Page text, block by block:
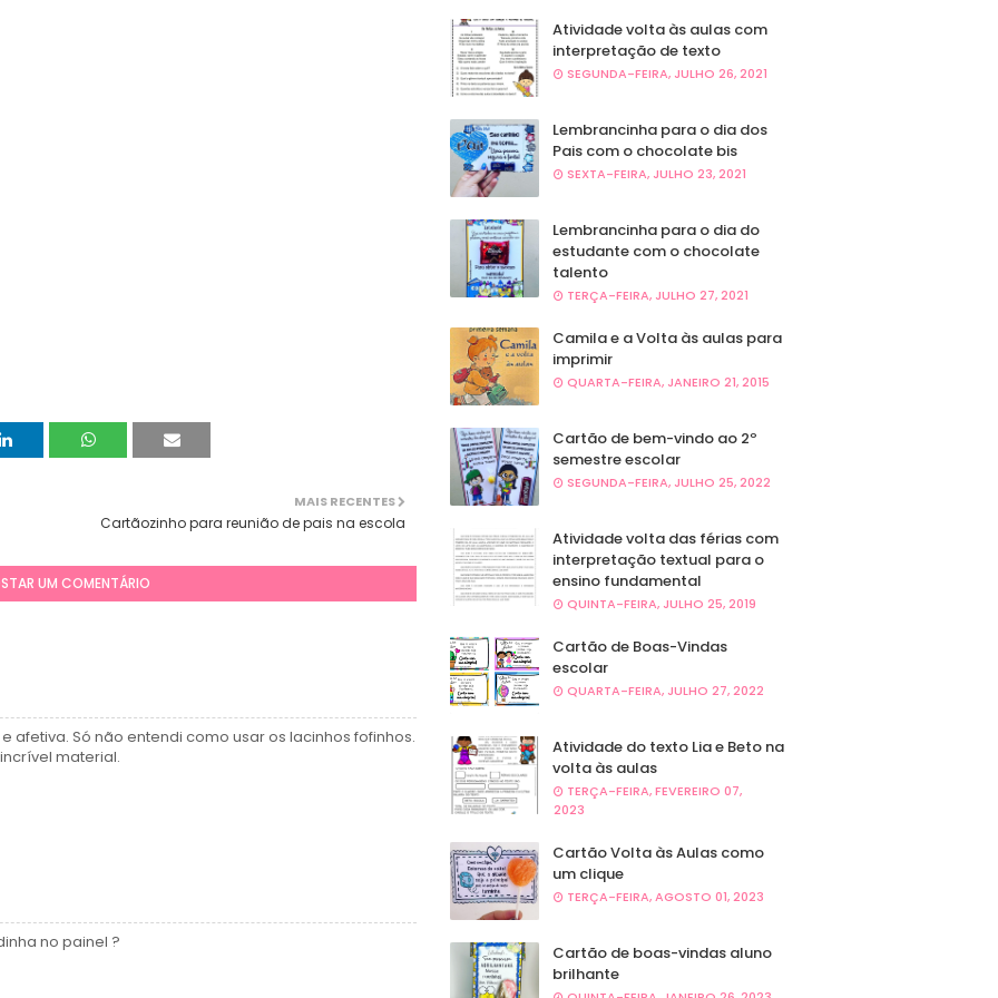
MAIS RECENTES
Cartãozinho para reunião de pais na escola
UM COMENTÁRIO
afetiva. Só não entendi como usar os lacinhos fofinhos.
material.
no painel ?
Atividade volta às aulas com
interpretação de texto
SEGUNDA-FEIRA, JULHO 26, 2021
Lembrancinha para o dia dos
Pais com o chocolate bis
SEXTA-FEIRA, JULHO 23, 2021
Lembrancinha para o dia do
estudante com o chocolate
talento
TERÇA-FEIRA, JULHO 27, 2021
Camila e a Volta às aulas para
imprimir
QUARTA-FEIRA, JANEIRO 21, 2015
Cartão de bem-vindo ao 2º
semestre escolar
SEGUNDA-FEIRA, JULHO 25, 2022
Atividade volta das férias com
interpretação textual para o
ensino fundamental
QUINTA-FEIRA, JULHO 25, 2019
Cartão de Boas-Vindas
escolar
QUARTA-FEIRA, JULHO 27, 2022
Atividade do texto Lia e Beto na
volta às aulas
TERÇA-FEIRA, FEVEREIRO 07,
2023
Cartão Volta às Aulas como
um clique
TERÇA-FEIRA, AGOSTO 01, 2023
Cartão de boas-vindas aluno
brilhante